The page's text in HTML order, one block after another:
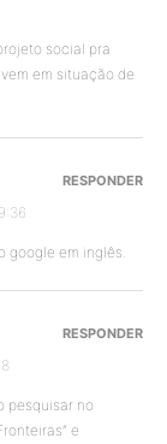
social pra
em situação de
google em inglês.
RESPONDER
pesquisar no
e
RESPONDER